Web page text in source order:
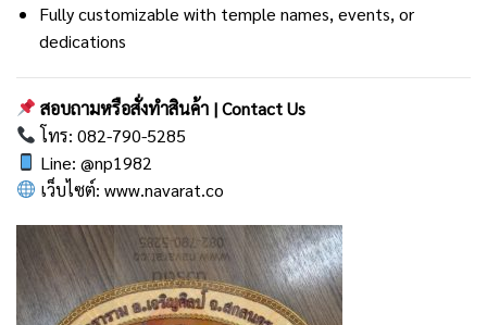
Fully customizable with temple names, events, or
dedications
สอบถามหรือสั่งทำสินค้า | Contact Us
โทร: 082-790-5285
Line:@np1982
เว็บไซต์:www.navarat.co